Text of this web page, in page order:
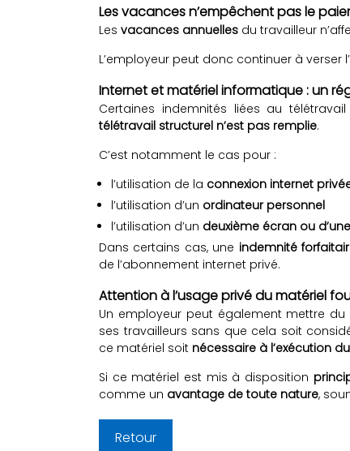
Les vacances n’empêchent pas le
Les vacances annuelles du travailleur
L’employeur peut donc continuer à
Internet et matériel informatique : un
Certaines indemnités liées au
télétravail structurel n’est pas remplie.
C’est notamment le cas pour :
l’utilisation de la connexion internet
l’utilisation d’un ordinateur personnel
l’utilisation d’un deuxième écran ou
Dans certains cas, une indemnité
de l’abonnement internet privé.
Attention à l’usage privé du matériel
Un employeur peut également mettre du
ses travailleurs sans que cela soit
ce matériel soit nécessaire à l’exécution
Si ce matériel est mis à disposition
comme un avantage de toute nature,
Retour